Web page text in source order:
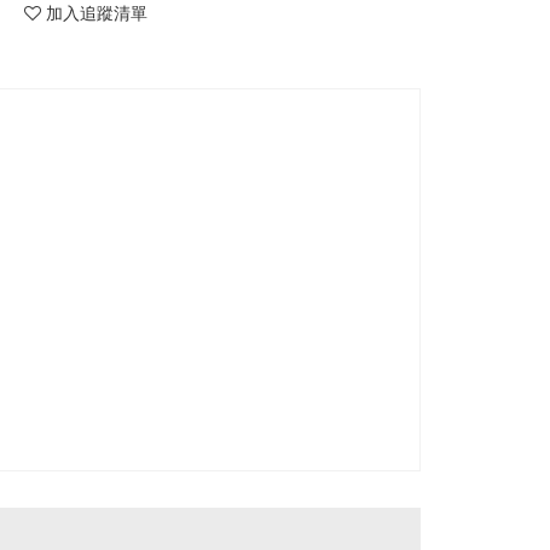
加入追蹤清單